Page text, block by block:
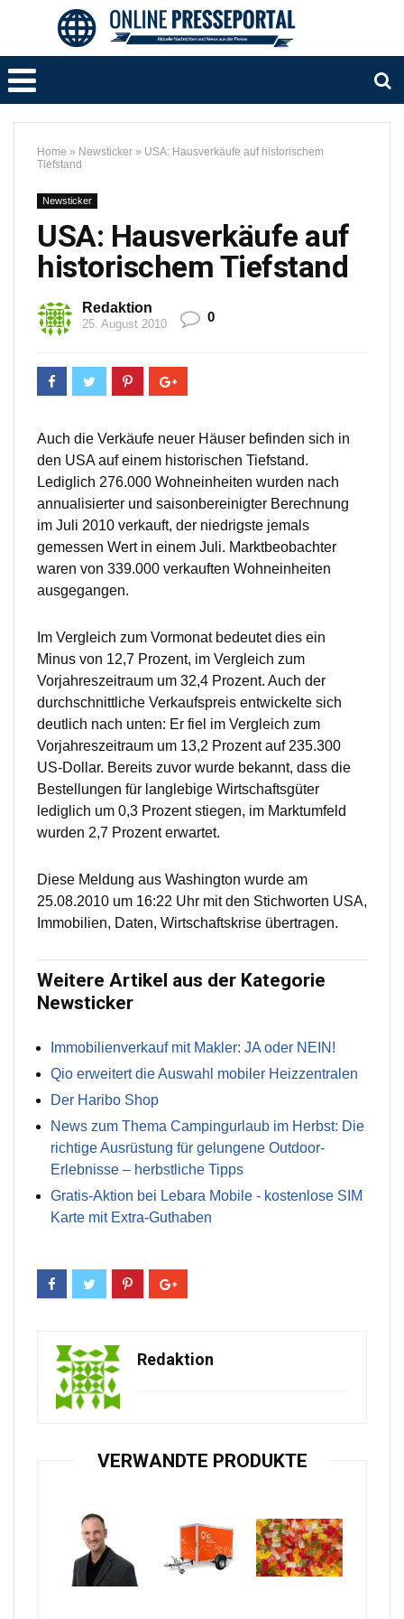
Home » Newsticker » USA: Hausverkäufe auf historischem
Tiefstand
Newsticker
USA: Hausverkäufe auf
historischem Tiefstand
Redaktion
25. August 2010 0
Auch die Verkäufe neuer Häuser befinden sich in
den USA auf einem historischen Tiefstand.
Lediglich 276.000 Wohneinheiten wurden nach
annualisierter und saisonbereinigter Berechnung
im Juli 2010 verkauft, der niedrigste jemals
gemessen Wert in einem Juli. Marktbeobachter
waren von 339.000 verkauften Wohneinheiten
ausgegangen.
Im Vergleich zum Vormonat bedeutet dies ein
Minus von 12,7 Prozent, im Vergleich zum
Vorjahreszeitraum um 32,4 Prozent. Auch der
durchschnittliche Verkaufspreis entwickelte sich
deutlich nach unten: Er fiel im Vergleich zum
Vorjahreszeitraum um 13,2 Prozent auf 235.300
US-Dollar. Bereits zuvor wurde bekannt, dass die
Bestellungen für langlebige Wirtschaftsgüter
lediglich um 0,3 Prozent stiegen, im Marktumfeld
wurden 2,7 Prozent erwartet.
Diese Meldung aus Washington wurde am
25.08.2010 um 16:22 Uhr mit den Stichworten USA,
Immobilien, Daten, Wirtschaftskrise übertragen.
Weitere Artikel aus der Kategorie
Newsticker
Immobilienverkauf mit Makler: JA oder NEIN!
Qio erweitert die Auswahl mobiler Heizzentralen
Der Haribo Shop
News zum Thema Campingurlaub im Herbst: Die
richtige Ausrüstung für gelungene Outdoor-
Erlebnisse – herbstliche Tipps
Gratis-Aktion bei Lebara Mobile - kostenlose SIM
Karte mit Extra-Guthaben
Redaktion
VERWANDTE PRODUKTE